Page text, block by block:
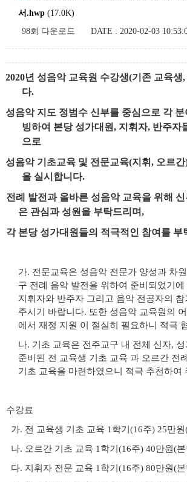
서.hwp (17.0K)
98회 다운로드
DATE : 2020-02-03
2020년 성음악 교육원 수강생(기존 교육생
다.
성음악 지도 정범수 신부를 중심으로 각
빙하여 본당 성가대원, 지휘자, 반주자
으로
성음악 기초교육 및 전문교육(지휘, 오르간
을 실시합니다.
전례 발전과 올바른 성음악 교육을 위해 신
은 관심과 성원을 부탁드리며,
각 본당 성가대원들의 적극적인 참여를 부
가. 전문교육은 성음악 전문가 양성과 차
구 전례 음악 발전을 위하여 준비되었기
지휘자와 반주자 그리고 음악 전공자의 참
주시기 바랍니다. 또한 성음악 교육원의
에서 재정 지원 이 절실히 필요하니 적극
나. 기초 교육은 전주교구 내 전체 신자,
준비된 전 교육생 기초 교육 과 오르간 전
기초 교육을 마련하였으니 적극 추천하여
수강료
가. 전 교육생 기초 교육 1 학기 (16주) 25만원
나. 오르간 기초 교육 1 학기 (16주) 40만원(
다. 지휘자 전문 교육 1 학기 (16주) 80만원(